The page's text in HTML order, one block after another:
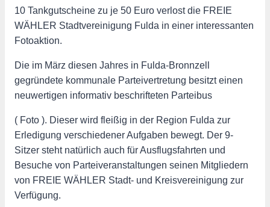
10 Tankgutscheine zu je 50 Euro verlost die FREIE
WÄHLER Stadtvereinigung Fulda in einer interessanten
Fotoaktion.
Die im März diesen Jahres in Fulda-Bronnzell
gegründete kommunale Parteivertretung besitzt einen
neuwertigen informativ beschrifteten Parteibus
( Foto ). Dieser wird fleißig in der Region Fulda zur
Erledigung verschiedener Aufgaben bewegt. Der 9-
Sitzer steht natürlich auch für Ausflugsfahrten und
Besuche von Parteiveranstaltungen seinen Mitgliedern
von FREIE WÄHLER Stadt- und Kreisvereinigung zur
Verfügung.